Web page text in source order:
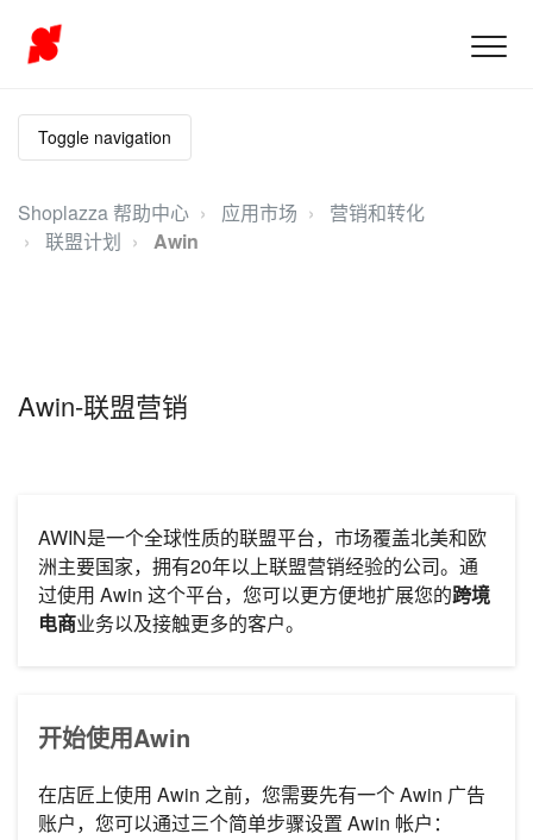
Toggle navigation
Shoplazza 帮助中心 应用市场
营销和转化
联盟计划
Awin
Awin-联盟营销
AWIN是一个全球性质的联盟平台，市场覆盖北美和欧
洲主要国家，拥有20年以上联盟营销经验的公司。通
过使用 Awin 这个平台，您可以更方便地扩展您的跨境
电商业务以及接触更多的客户。
开始使用Awin
在店匠上使用 Awin 之前，您需要先有一个 Awin 广告
账户，您可以通过三个简单步骤设置 Awin 帐户：